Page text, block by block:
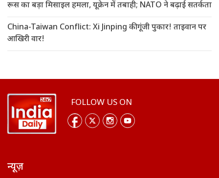
रूस का बड़ा मिसाइल हमला, यूक्रेन में तबाही; NATO ने बढ़ाई सतर्कता
China-Taiwan Conflict: Xi Jinping की गूंजी पुकार! ताइवान पर
आखिरी वार!
FOLLOW US ON
न्यूज़